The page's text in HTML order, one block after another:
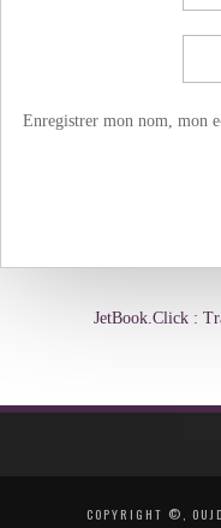
Enregistrer mon nom, mon
JetBook.Click :
COPYRIGHT ©,